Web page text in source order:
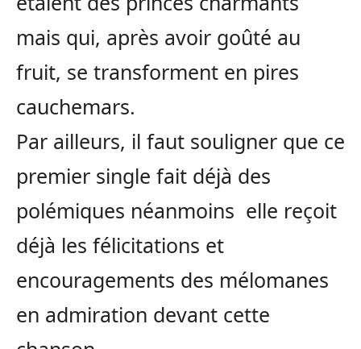
mais qui, après avoir goûté au
fruit, se transforment en pires
cauchemars.
Par ailleurs, il faut souligner que ce
premier single fait déjà des
polémiques néanmoins elle reçoit
déjà les félicitations et
encouragements des mélomanes
en admiration devant cette